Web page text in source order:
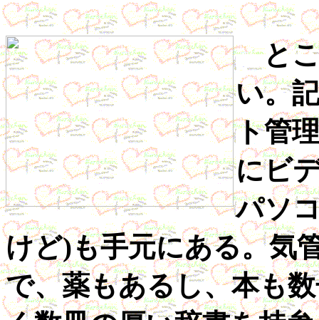
とこ
い。
ト管
にビ
パソ
けど)も手元にある。気
で、薬もあるし、本も